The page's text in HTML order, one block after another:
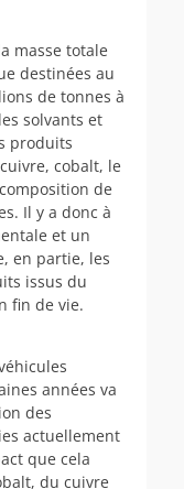
masse totale
destinées au
de tonnes à
solvants et
produits
cobalt, le
de
Il y a donc à
et un
en partie, les
issus du
fin de vie.
années va
des
actuellement
que cela
du cuivre